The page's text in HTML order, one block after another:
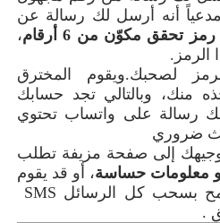
أنه أرسل لك رسالة عن
رمز تحقق مكوّن من 6 أرقام
،
الرمز .
لصحبك.ويقوم المخترق
منك، وبالتالي تجد حسابك
رسالة على واتساب تحتوي
ضروري
إلى صفحة مزيفة تطلب
معلومات حساسة، أو قد يقوم
بسحب كل الرسائل SMS
.